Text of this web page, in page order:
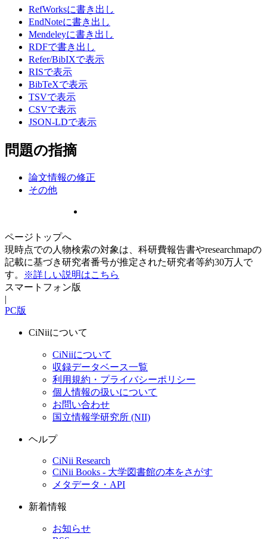
RefWorksに書き出し
EndNoteに書き出し
Mendeleyに書き出し
RDFで書き出し
Refer/BibIXで表示
RISで表示
BibTeXで表示
TSVで表示
CSVで表示
JSON-LDで表示
問題の指摘
論文情報の修正
その他
ページトップへ
現時点での人物検索の対象は、科研費報告書やresearchmapの
記載に基づき研究者番号が推定された研究者等約30万人で
す。
※詳しい説明はこちら
スマートフォン版
|
PC版
CiNiiについて
CiNiiについて
収録データベース一覧
利用規約・プライバシーポリシー
個人情報の扱いについて
お問い合わせ
国立情報学研究所 (NII)
ヘルプ
CiNii Research
CiNii Books - 大学図書館の本をさがす
メタデータ・API
新着情報
お知らせ